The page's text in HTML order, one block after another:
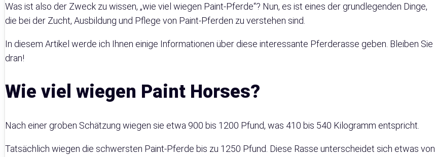
Was ist also der Zweck zu wissen, „wie viel wiegen Paint-Pferde“? Nun, es ist eines der grundlegenden Dinge,
die bei der Zucht, Ausbildung und Pflege von Paint-Pferden zu verstehen sind.
In diesem Artikel werde ich Ihnen einige Informationen über diese interessante Pferderasse geben. Bleiben Sie
dran!
Wie viel wiegen Paint Horses?
Nach einer groben Schätzung wiegen sie etwa 900 bis 1200 Pfund, was 410 bis 540 Kilogramm entspricht.
Tatsächlich wiegen die schwersten Paint-Pferde bis zu 1250 Pfund. Diese Rasse unterscheidet sich etwas von